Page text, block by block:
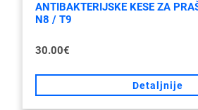
ANTIBAKTERIJSKE KESE ZA
N8 / T9
30.00€
Detaljnije